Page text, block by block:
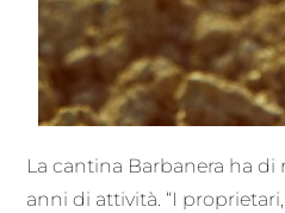
La cantina Barbanera ha
anni di attività. “I